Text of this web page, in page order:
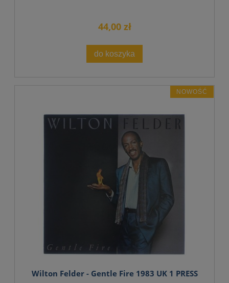
44,00 zł
do koszyka
Wilton Felder - Gentle Fire 1983 UK 1 PRESS
NOWOŚĆ